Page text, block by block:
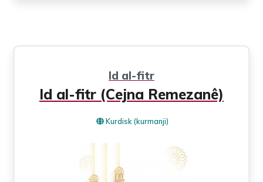
Id al-fitr
Id al-fitr (Cejna Remezanê)
Kurdisk (kurmanji)